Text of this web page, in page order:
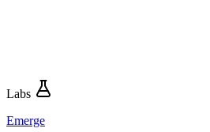
Labs
Emerge